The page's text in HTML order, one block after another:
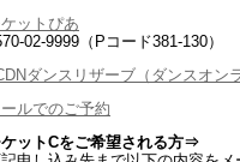
ットぴあ
02-9999（Pコード381-130）
ダンスリザーブ（ダンスオン
ールでのご予約
ットCをご希望される方⇒